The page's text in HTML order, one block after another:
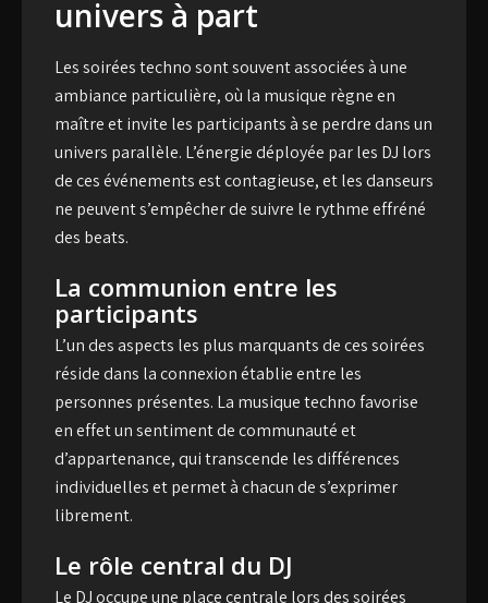
univers à part
Lessoirées technosont souvent associées à une
ambiance particulière, où la musique règne en
maître et invite les participants à se perdre dans un
univers parallèle. L’énergie déployée par les DJ lors
de ces événements est contagieuse, et les danseurs
ne peuvent s’empêcher de suivre le rythme effréné
des beats.
La communion entre les
participants
L’un des aspects les plus marquants de ces soirées
réside dans la connexion établie entre les
personnes présentes. La musique techno favorise
en effet un sentiment de communauté et
d’appartenance, qui transcende les différences
individuelles et permet à chacun de s’exprimer
librement.
Le rôle central du DJ
Le DJ occupe une place centrale lors des soirées